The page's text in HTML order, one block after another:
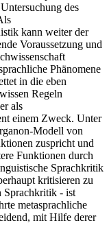
des
kann weiter der
Voraussetzung und
Phänomene
in die eben
Regeln
als
einem Zweck. Unter
Modell von
zuspricht und
Funktionen durch
Sprachkritik
kritisieren zu
Sprachkritik - ist
metasprachliche
mit Hilfe derer